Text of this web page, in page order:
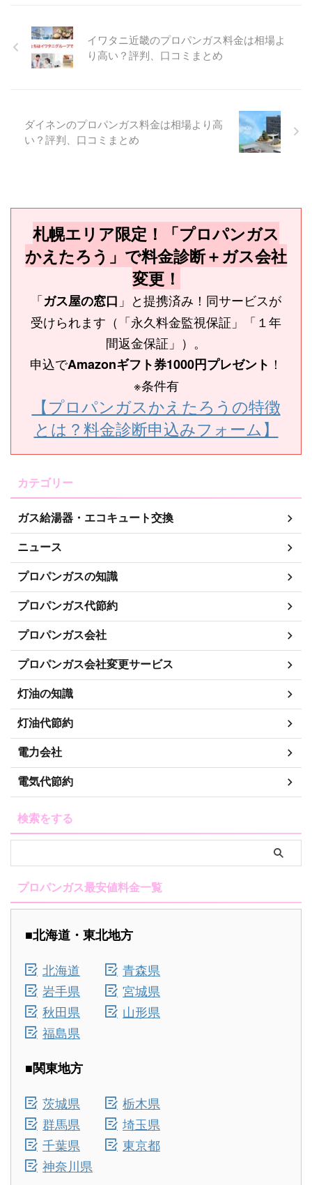
イワタニ近畿のプロパンガス料金は相場よ
り高い？評判、口コミまとめ
ダイネンのプロパンガス料金は相場より高
い？評判、口コミまとめ
札幌エリア限定！「プロパンガス
かえたろう」で料金診断＋ガス会社
変更！
「ガス屋の窓口 」と提携済み！同サービスが
受けられます（「永久料金監視保証」「１年
間返金保証」）。
申込でAmazonギフト券1000円プレゼント ！
※条件有
【プロパンガスかえたろうの特徴
とは？料金診断申込みフォーム】
カテゴリー
ガス給湯器・エコキュート交換
ニュース
プロパンガスの知識
プロパンガス代節約
プロパンガス会社
プロパンガス会社変更サービス
灯油の知識
灯油代節約
電力会社
電気代節約
検索をする
プロパンガス最安値料金一覧
■北海道・東北地方
北海道
青森県
岩手県
宮城県
秋田県
山形県
福島県
■関東地方
茨城県
栃木県
群馬県
埼玉県
千葉県
東京都
神奈川県